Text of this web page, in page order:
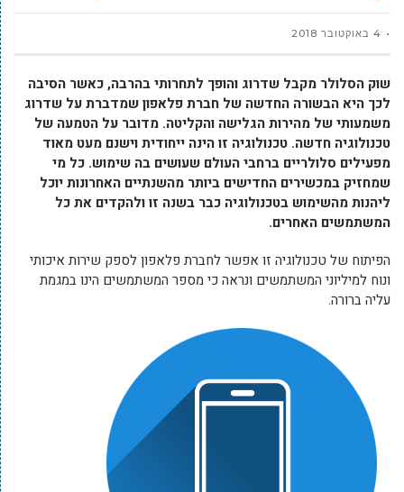
4 באוקטובר 2018
שוק הסלולר מקבל שדרוג והופך לתחרותי בהרבה, כאשר הסיבה
לכך היא הבשורה החדשה של חברת פלאפון שמדברת על שדרוג
משמעותי של מהירות הגלישה והקליטה. מדובר על הטמעה של
טכנולוגיה חדשה. טכנולוגיה זו הינה ייחודית וישנם מעט מאוד
מפעילים סלולריים ברחבי העולם שעושים בה שימוש. כל מי
שמחזיק במכשירים החדישים ביותר מהשנתיים האחרונות יוכל
ליהנות מהשימוש בטכנולוגיה כבר בשנה זו ולהקדים את כל
המשתמשים האחרים.
הפיתוח של טכנולוגיה זו אפשר לחברת פלאפון לספק שירות איכותי
ונוח למיליוני המשתמשים ונראה כי מספר המשתמשים הינו במגמת
עליה ברורה.